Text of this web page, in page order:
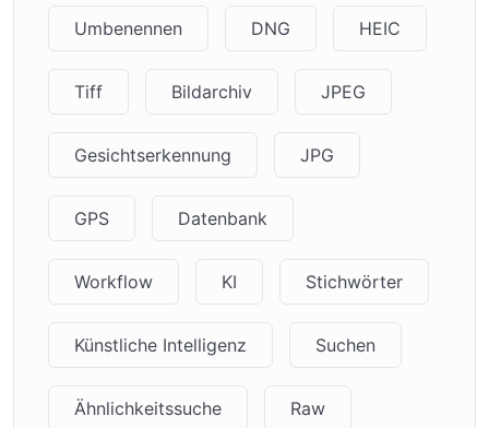
Umbenennen DNG HEIC
Tiff Bildarchiv JPEG
Gesichtserkennung JPG
GPS Datenbank
Workflow KI Stichwörter
Künstliche Intelligenz Suchen
Ähnlichkeitssuche Raw